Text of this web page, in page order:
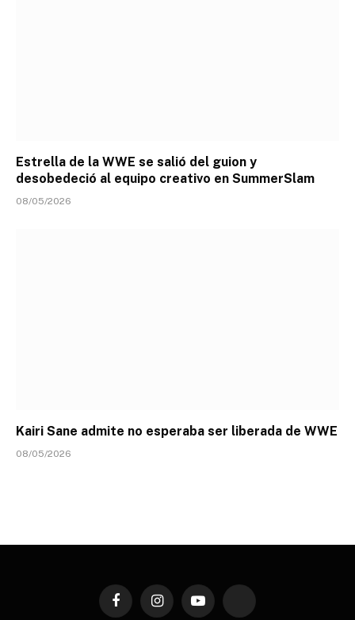
Estrella de la WWE se salió del guion y
desobedeció al equipo creativo en SummerSlam
08/05/2026
Kairi Sane admite no esperaba ser liberada de WWE
08/05/2026
FacebookInstagramYouTube TikTok